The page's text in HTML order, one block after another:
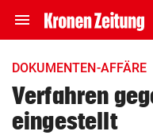
menu Navigation
ein-/ausklappen
account_circle Anmelden
DOKUMENTEN-AFFÄRE
Verfahren
eingestellt